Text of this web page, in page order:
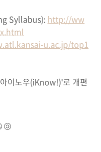
Syllabus): http://ww
u.ac.jp/top1
이노우(iKnow!)'로 개편